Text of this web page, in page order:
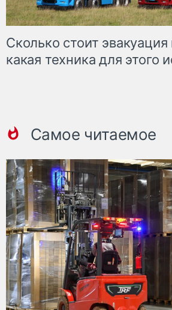
Сколько стоит эвакуация
какая техника для этого
Самое читаемое